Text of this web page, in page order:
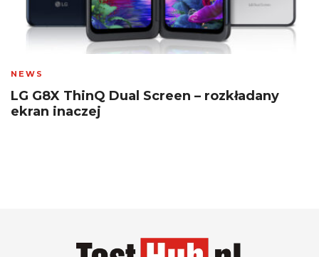
NEWS
LG G8X ThinQ Dual Screen – rozkładany
ekran inaczej